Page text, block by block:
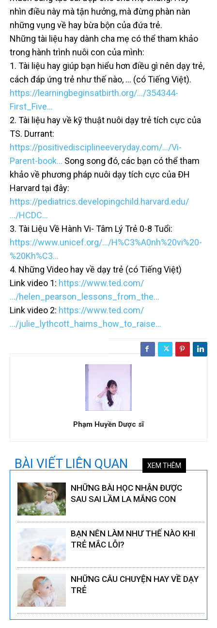
nhìn điều này mà tận hưởng, mà đừng phàn nàn
những vụng về hay bừa bộn của đứa trẻ.
Những tài liệu hay dành cha mẹ có thể tham khảo
trong hành trình nuôi con của mình:
1. Tài liệu hay giúp bạn hiểu hơn điều gì nên dạy trẻ,
cách đáp ứng trẻ như thế nào, … (có Tiếng Việt).
https://learningbeginsatbirth.org/…/354344-
First_Five…
2. Tài liệu hay về kỹ thuật nuôi dạy trẻ tích cực của
TS. Durrant:
https://positivedisciplineeveryday.com/…/Vi-
Parent-book… Song song đó, các bạn có thể tham
khảo về phương pháp nuôi dạy tích cực của ĐH
Harvard tại đây:
https://pediatrics.developingchild.harvard.edu/
…/HCDC…
3. Tài Liệu Về Hành Vi- Tâm Lý Trẻ 0-8 Tuổi:
https://www.unicef.org/…/H%C3%A0nh%20vi%20-
%20Kh%C3…
4. Những Video hay về dạy trẻ (có Tiếng Việt)
Link video 1: https://www.ted.com/
…/helen_pearson_lessons_from_the…
Link video 2: https://www.ted.com/
…/julie_lythcott_haims_how_to_raise…
Phạm Huyền Dược sĩ
BÀI VIẾT LIÊN QUAN XEM THÊM
NHỮNG BÀI HỌC NHẬN ĐƯỢC
SAU SAI LẦM LA MẮNG CON
BẠN NÊN LÀM NHƯ THẾ NÀO KHI
TRẺ MẮC LỖI?
NHỮNG CÂU CHUYỆN HAY VỀ DẠY
TRẺ